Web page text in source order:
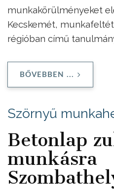
munkakörülményeket
Kecskemét,
régióban című
BŐVEBBEN ...
Szörnyű
Betonlap
munkásra